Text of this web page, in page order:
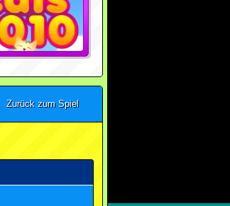
Zurück zum Spiel